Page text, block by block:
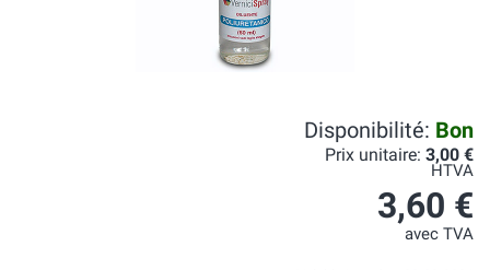
Disponibilité: Bon
Prix unitaire: 3,00 €
HTVA
3,60 €
avec TVA